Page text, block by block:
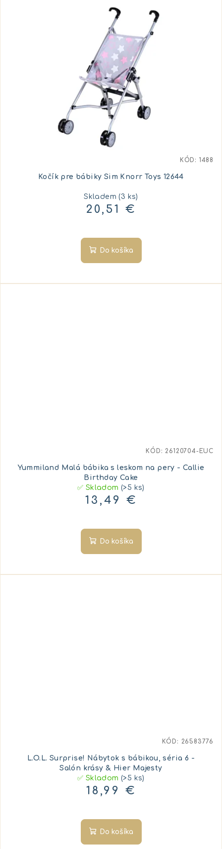
Kočík pre bábiky Sim Knorr Toys 12644
Skladem(3 ks)
20,51 €
Do košíka
KÓD: 1488
Yummiland Malá bábika s leskom na pery - Callie
Birthday Cake
✅ Skladom(>5 ks)
13,49 €
Do košíka
KÓD: 26120704-EUC
L.O.L. Surprise! Nábytok s bábikou, séria 6 -
Salón krásy & Hier Majesty
✅ Skladom(>5 ks)
18,99 €
Do košíka
KÓD: 26583776